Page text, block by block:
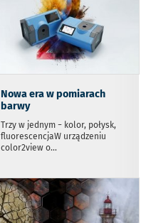
Nowa era w pomiarach
barwy
Trzy w jednym − kolor, połysk,
fluorescencjaW urządzeniu
color2view o...